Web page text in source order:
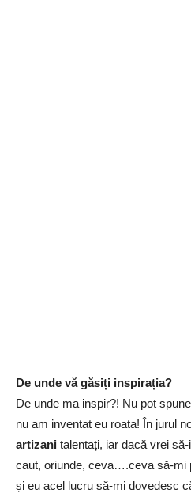
De unde vă găsiți inspirația?
De unde ma inspir?! Nu pot
nu am inventat eu roata! În jurul
artizani talentați, iar dacă vrei
caut, oriunde, ceva….ceva să-mi
și eu acel lucru să-mi dovedesc